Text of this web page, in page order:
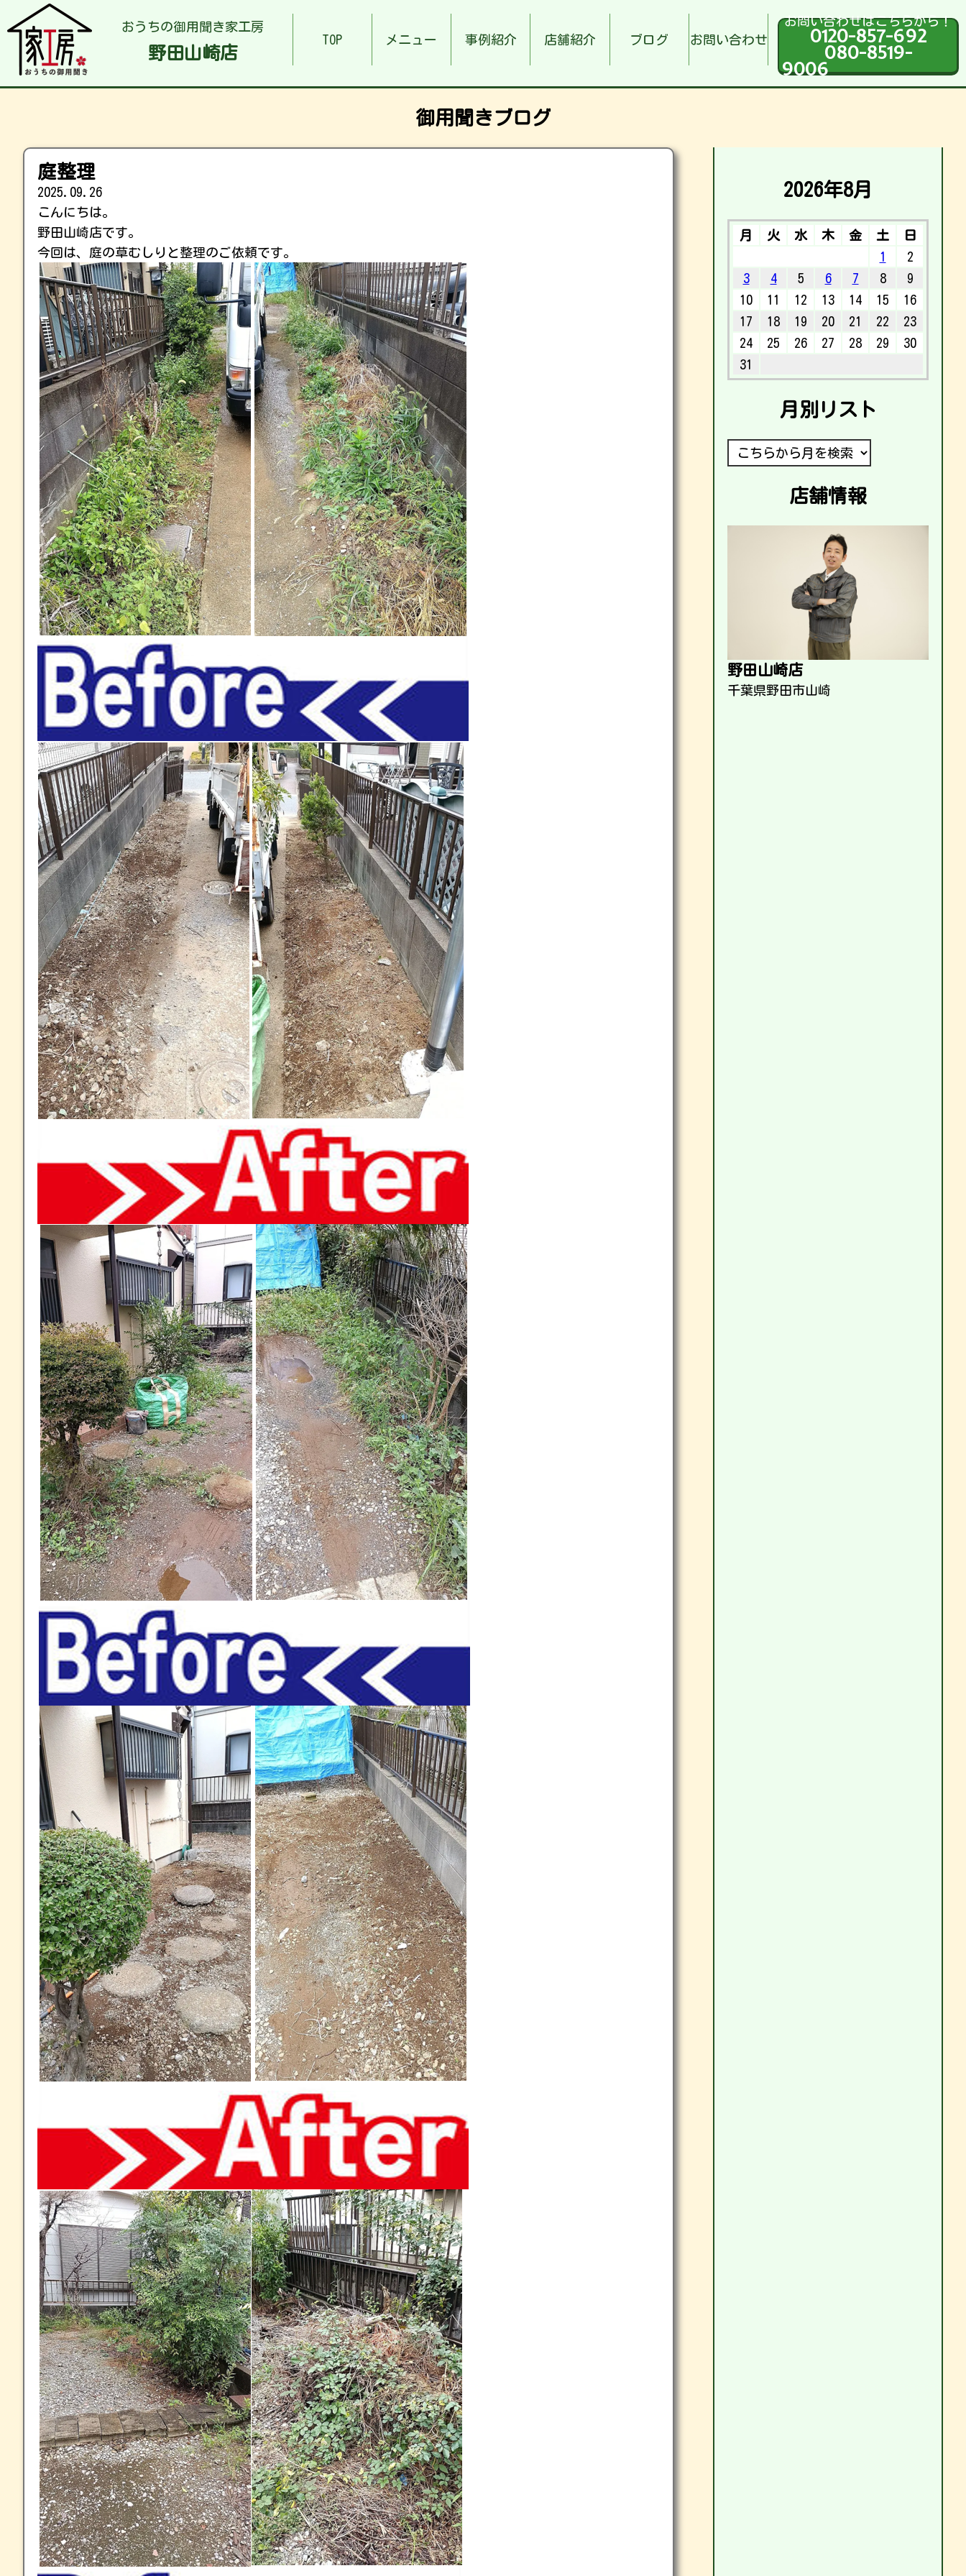
おうちの御用聞き家工房
野田山崎店
TOP メニュー 事例紹介 店舗紹介 ブログ お問い合わせ
お問い合わせはこちらから！
0120-857-692
080-8519-
9006
御用聞きブログ
庭整理
2025.09.26
こんにちは。
野田山崎店です。
今回は、庭の草むしりと整理のご依頼です。
2026年8月
月 火 水 木 金 土
日
1
2
3
4 5 6 7 8
9
10
11 12 13 14 15
16
17
18 19 20 21 22
23
24
25 26 27 28 29
30
31
月別リスト
店舗情報
野田山崎店
千葉県野田市山崎